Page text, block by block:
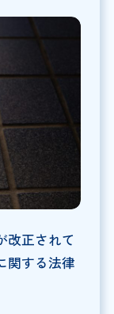
改正されて
関する法律